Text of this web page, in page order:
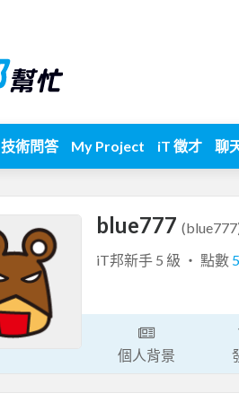
技術問答 My Project iT 徵才 聊
blue777
iT邦新手 5 級 ‧ 點數
個人背景